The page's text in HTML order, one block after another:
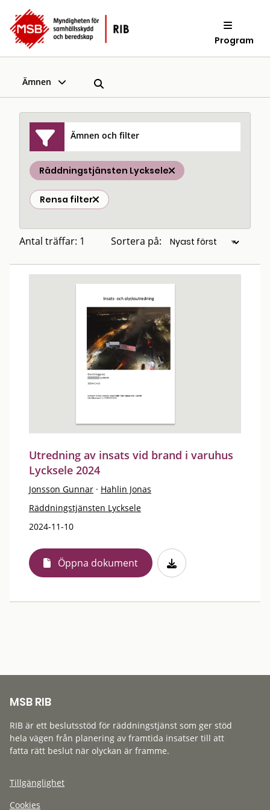
Program
Ämnen
Ämnen och filter
Räddningstjänsten Lycksele
Rensa filter
Antal träffar: 1 Sortera på:
Utredning av insats vid brand i varuhus
Lycksele 2024
Jonsson Gunnar · Hahlin Jonas
Räddningstjänsten Lycksele
2024-11-10
Öppna dokument
MSB RIB
RIB är ett beslutsstöd för räddningstjänst som ger stöd
hela vägen från planering av framtida insatser till att
fatta rätt beslut när olyckan är framme.
Tillgänglighet
Cookies